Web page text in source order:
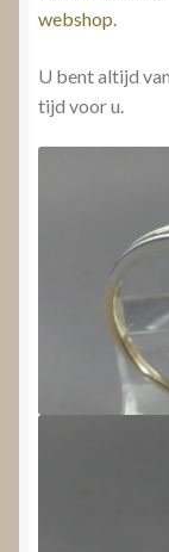
webshop.
U bent altijd
tijd voor u.